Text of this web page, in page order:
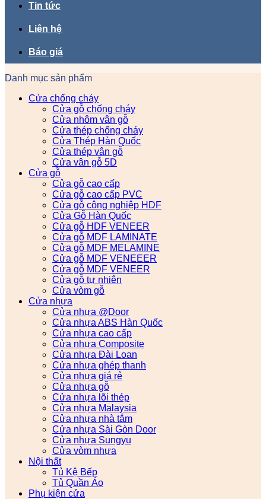
Tin tức
Liên hệ
Báo giá
Danh mục sản phẩm
Cửa chống cháy
Cửa gỗ chống cháy
Cửa nhôm vân gỗ
Cửa thép chống cháy
Cửa Thép Hàn Quốc
Cửa thép vân gỗ
Cửa vân gỗ 5D
Cửa gỗ
Cửa gỗ cao cấp
Cửa gỗ cao cấp PVC
Cửa gỗ công nghiệp HDF
Cửa Gỗ Hàn Quốc
Cửa gỗ HDF VENEER
Cửa gỗ MDF LAMINATE
Cửa gỗ MDF MELAMINE
Cửa gỗ MDF VENEEER
Cửa gỗ MDF VENEER
Cửa gỗ tự nhiên
Cửa vòm gỗ
Cửa nhựa
Cửa nhựa @Door
Cửa nhựa ABS Hàn Quốc
Cửa nhựa cao cấp
Cửa nhựa Composite
Cửa nhựa Đài Loan
Cửa nhựa ghép thanh
Cửa nhựa giá rẻ
Cửa nhựa gỗ
Cửa nhựa lõi thép
Cửa nhựa Malaysia
Cửa nhựa nhà tắm
Cửa nhựa Sài Gòn Door
Cửa nhựa Sungyu
Cửa vòm nhựa
Nội thất
Tủ Kệ Bếp
Tủ Quần Áo
Phụ kiện cửa